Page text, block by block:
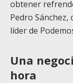
obtener
Pedro
líder de
Una
hora